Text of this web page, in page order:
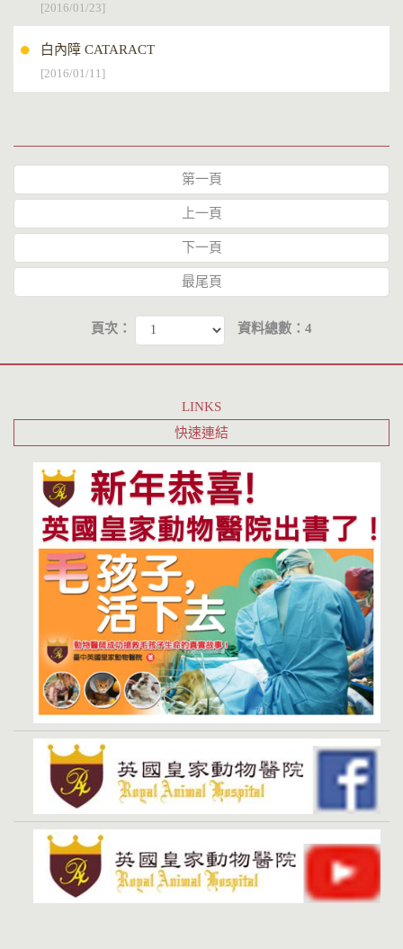
[2016/01/23]
白內障 CATARACT
[2016/01/11]
第一頁
上一頁
下一頁
最尾頁
頁次： 資料總數：4
LINKS
快速連結